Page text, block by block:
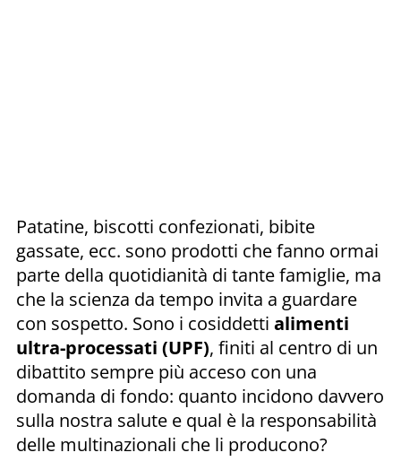
Patatine, biscotti confezionati, bibite
gassate, ecc. sono prodotti che fanno ormai
parte della quotidianità di tante famiglie, ma
che la scienza da tempo invita a guardare
con sospetto. Sono i cosiddetti alimenti
ultra-processati (UPF), finiti al centro di un
dibattito sempre più acceso con una
domanda di fondo: quanto incidono davvero
sulla nostra salute e qual è la responsabilità
delle multinazionali che li producono?